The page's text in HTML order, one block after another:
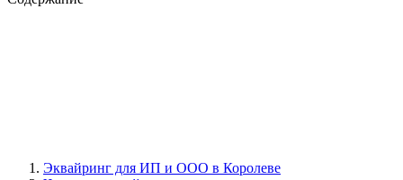
Эквайринг для ИП и ООО в Королеве